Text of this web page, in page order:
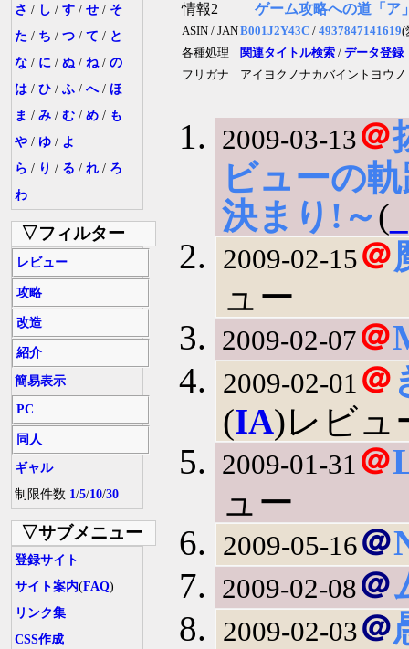
さ / し / す / せ / そ
た / ち / つ / て / と
な / に / ぬ / ね/ の
は / ひ / ふ / へ/ ほ
ま / み / む / め / も
や / ゆ / よ
ら / り / る / れ / ろ
わ
▽フィルター
レビュー
攻略
改造
紹介
簡易表示
PC
同人
ギャル
制限件数 1/5/10/30
▽サブメニュー
登録サイト
サイト案内(FAQ)
リンク集
CSS作成
情報2
ゲーム攻略への道「ア
ASIN / JANB001J2Y43C / 4937847141619(
各種処理
関連タイトル検索 / データ登録
フリガナ
アイヨクノナカバイントヨウ
2009-03-13＠
ビューの
決まり!～(
2009-02-15＠
ュー
2009-02-07＠
2009-02-01 ＠
(IA)レビュ
2009-01-31 ＠
ュー
2009-05-16＠
2009-02-08＠
2009-02-03＠